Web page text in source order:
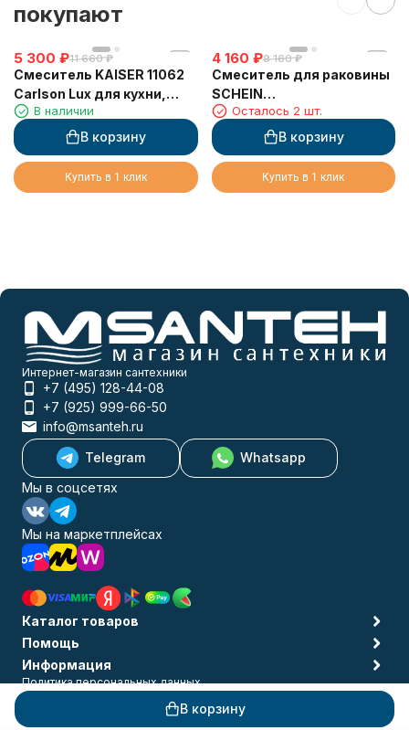
В корзину
покупают
5 300 ₽11 660 ₽
Смеситель KAISER 11062
Carlson Lux для кухни,
хромВ наличии
В корзину
Купить в 1 клик
4 160 ₽9 160 ₽
Смеситель для раковины
SCHEIN
(48217A/8032001A)
Осталось 2 шт.
В корзину
Купить в 1 клик
Интернет-магазин сантехники
+7 (495) 128-44-08
+7 (925) 999-66-50
info@msanteh.ru
Telegram
Whatsapp
Мы в соцсетях
Мы на маркетплейсах
Каталог товаров
Помощь
Информация
Политика персональных данных
© 2009-2026 MSANTEH